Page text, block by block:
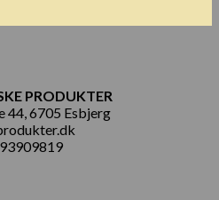
PRODUKTER
44, 6705 Esbjerg